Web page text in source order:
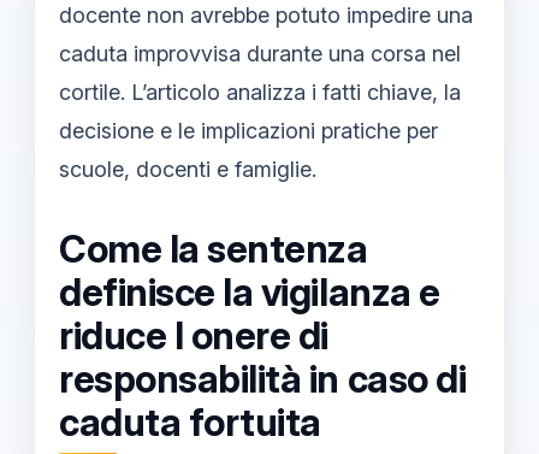
docente non avrebbe potuto impedire una
caduta improvvisa durante una corsa nel
cortile. L’articolo analizza i fatti chiave, la
decisione e le implicazioni pratiche per
scuole, docenti e famiglie.
Come la sentenza
definisce la vigilanza e
riduce l onere di
responsabilità in caso di
caduta fortuita